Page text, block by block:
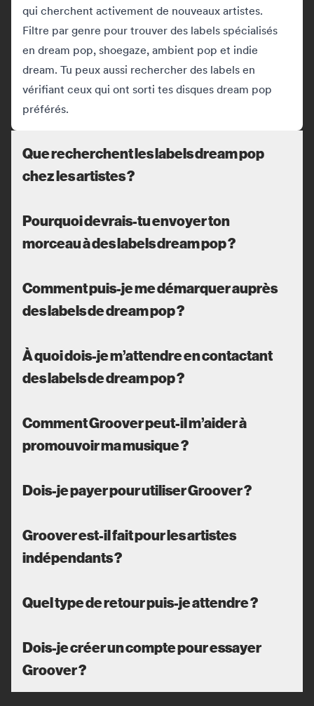
qui cherchent activement de nouveaux artistes.
Filtre par genre pour trouver des labels spécialisés
en dream pop, shoegaze, ambient pop et indie
dream. Tu peux aussi rechercher des labels en
vérifiant ceux qui ont sorti tes disques dream pop
préférés.
Que recherchent les labels dream pop
chez les artistes ?
Pourquoi devrais-tu envoyer ton
morceau à des labels dream pop ?
Comment puis-je me démarquer auprès
des labels de dream pop ?
À quoi dois-je m’attendre en contactant
des labels de dream pop ?
Comment Groover peut-il m’aider à
promouvoir ma musique ?
Dois-je payer pour utiliser Groover ?
Groover est-il fait pour les artistes
indépendants ?
Quel type de retour puis-je attendre ?
Dois-je créer un compte pour essayer
Groover ?